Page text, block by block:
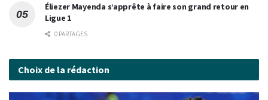
Éliezer Mayenda s’apprête à faire son grand retour en
Ligue 1
0 PARTAGES
Choix de la rédaction